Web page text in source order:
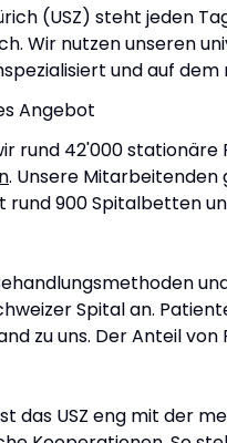
(USZ) steht jeden
Wir nutzen unseren
und auf
Angebot
rund 42'000
. Unsere Mitarbeitenden
rund 900 Spitalbetten
Spital an.
zu uns. Der Anteil
das USZ eng mit der